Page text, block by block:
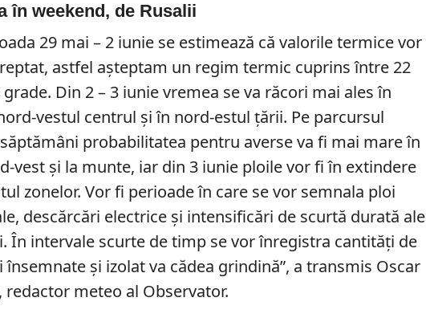
în weekend, de Rusalii
29 mai – 2 iunie se estimează că valorile termice vor
astfel așteptam un regim termic cuprins între 22
grade. Din 2 – 3 iunie vremea se va răcori mai ales în
vestul centrul și în nord-estul țării. Pe parcursul
probabilitatea pentru averse va fi mai mare în
vest și la munte, iar din 3 iunie ploile vor fi în extindere
zonelor. Vor fi perioade în care se vor semnala ploi
descărcări electrice şi intensificări de scurtă durată ale
În intervale scurte de timp se vor înregistra cantități de
însemnate şi izolat va cădea grindină”, a transmis Oscar
redactor meteo al Observator.